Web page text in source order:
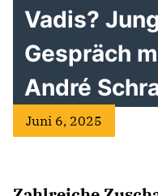
Vadis?
Gespräch
André
Juni 6, 2025